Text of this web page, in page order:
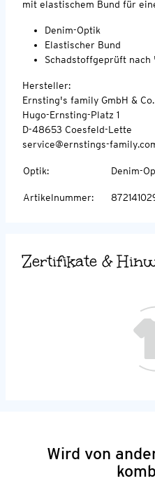
mit elastischem Bund für
Denim-Optik
Elastischer Bund
Schadstoffgeprüft nach
Hersteller:
Ernsting's family GmbH & Co.
Hugo-Ernsting-Platz 1
D-48653 Coesfeld-Lette
service@ernstings-
Optik: Denim-
Artikelnummer:
Zertifikate &
Wird von